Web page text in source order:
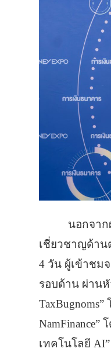
นอกจา
เชี่ยวชาญด้าน
4 วัน ผู้เข้าชม
รอบด้าน ผ่าน
เทคโนโลยี